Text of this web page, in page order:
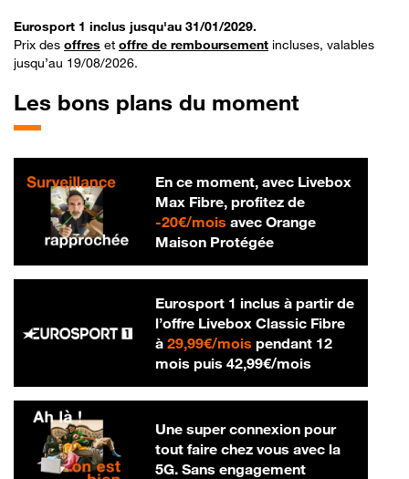
Eurosport 1 inclus jusqu'au 31/01/2029.
Prix des offres et offre de remboursement incluses, valables
jusqu’au 19/08/2026.
Les bons plans du moment
En ce moment, avec Livebox
Max Fibre, profitez de
-20€/mois20 € par mois
avec Orange
Maison Protégée
Eurosport 1 inclus à partir de
l’offre Livebox Classic Fibre
à 29,99€/mois29,99 € par mois
pendant 12
mois puis 42,99€/mois42,99 € par
Une super connexion pour
tout faire chez vous avec la
5G. Sans engagement